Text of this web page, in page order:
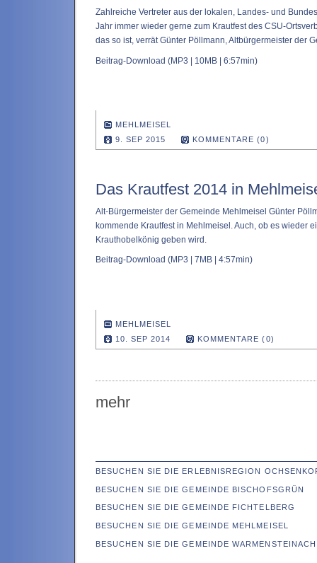
Zahlreiche Vertreter aus der lokalen, Landes- und
Jahr immer wieder gerne zum Krautfest des CSU-
das so ist, verrät Günter Pöllmann, Altbürgermeister der
Beitrag-Download (MP3 | 10MB | 6:57min)
MEHLMEISEL
9. SEP 2015
KOMMENTARE (0)
Das Krautfest 2014 in
Alt-Bürgermeister der Gemeinde Mehlmeisel Günter
kommende Krautfest in Mehlmeisel. Auch, ob es wieder
Krauthobelkönig geben wird.
Beitrag-Download (MP3 | 7MB | 4:57min)
MEHLMEISEL
10. SEP 2014
KOMMENTARE (0)
mehr
BESUCHEN SIE DIE ERLEBNISREGION
BESUCHEN SIE DIE GEMEINDE BISCHOFSGRÜN
BESUCHEN SIE DIE GEMEINDE FICHTELBERG
BESUCHEN SIE DIE GEMEINDE MEHLMEISEL
BESUCHEN SIE DIE GEMEINDE WARMENSTEINACH